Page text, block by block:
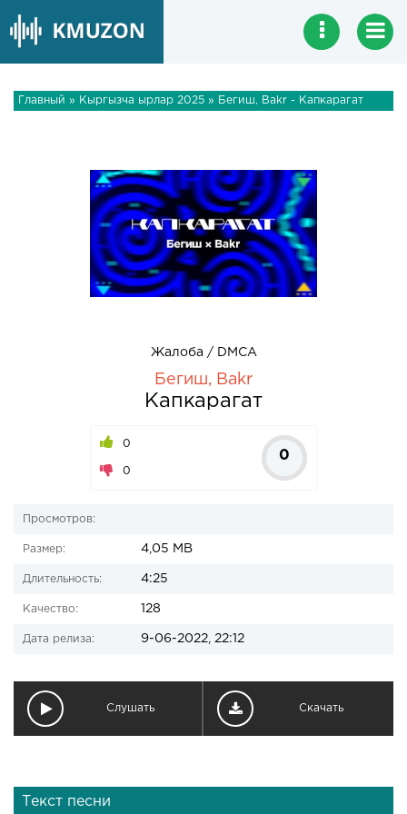
Главный » Кыргызча ырлар 2025 » Бегиш, Bakr - Капкарагат
Жалоба / DMCA
Бегиш, Bakr
Капкарагат
0
0
0
Просмотров:
Размер: 4,05 MB
Длительность: 4:25
Качество: 128
Дата релиза: 9-06-2022, 22:12
Слушать Скачать
Текст песни